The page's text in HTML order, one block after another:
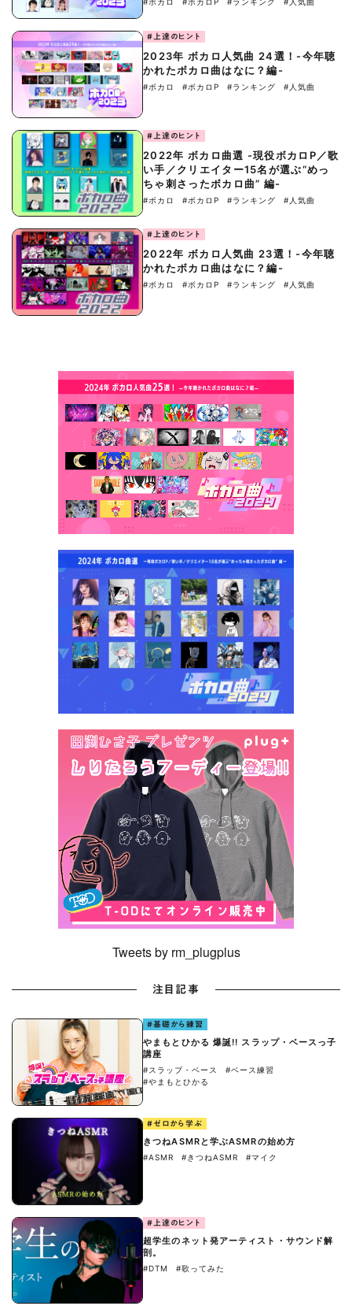
#上達のヒント
2023年 ボカロ人気曲 24選！-今年聴
かれたボカロ曲はなに？編-
#ボカロ #ボカロP #ランキング #人気曲
#上達のヒント
2022年 ボカロ曲選 -現役ボカロP／歌
い手／クリエイター15名が選ぶ“めっ
ちゃ刺さったボカロ曲” 編-
#ボカロ #ボカロP #ランキング #人気曲
#上達のヒント
2022年 ボカロ人気曲 23選！-今年聴
かれたボカロ曲はなに？編-
#ボカロ #ボカロP #ランキング #人気曲
Tweets by rm_plugplus
注目記事
#基礎から練習
やまもとひかる 爆誕!! スラップ・ベースっ子
講座
#スラップ・ベース
#ベース練習
#やまもとひかる
#ゼロから学ぶ
きつねASMRと学ぶASMRの始め方
#ASMR #きつねASMR #マイク
#上達のヒント
超学生のネット発アーティスト・サウンド解
剖。
#DTM #歌ってみた